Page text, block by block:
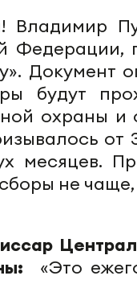
Владимир
Федерации,
Документ
будут
охраны
от
месяцев.
не чаще,
«Это